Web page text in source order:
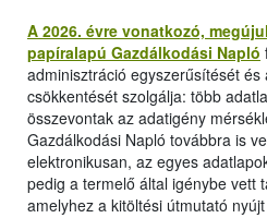
A 2026. évre vonatkozó,
papíralapú Gazdálkodási Napló
adminisztráció egyszerűsítését
csökkentését szolgálja: több
összevontak az adatigény
Gazdálkodási Napló továbbra is
elektronikusan, az egyes
pedig a termelő által igénybe vett
amelyhez a kitöltési útmutató